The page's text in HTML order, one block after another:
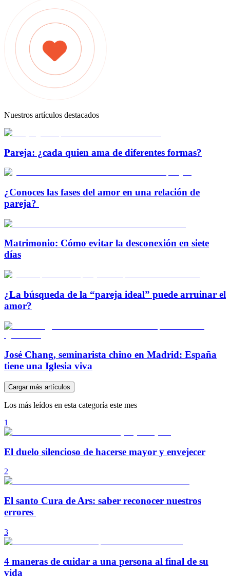
Nuestros artículos destacados
Pareja: ¿cada quien ama de diferentes formas?
¿Conoces las fases del amor en una relación de
pareja?
Matrimonio: Cómo evitar la desconexión en siete
días
¿La búsqueda de la “pareja ideal” puede arruinar el
amor?
José Chang, seminarista chino en Madrid: España
tiene una Iglesia viva
Cargar más artículos
Los más leídos en esta categoría este mes
1
El duelo silencioso de hacerse mayor y envejecer
2
El santo Cura de Ars: saber reconocer nuestros
errores
3
4 maneras de cuidar a una persona al final de su
vida